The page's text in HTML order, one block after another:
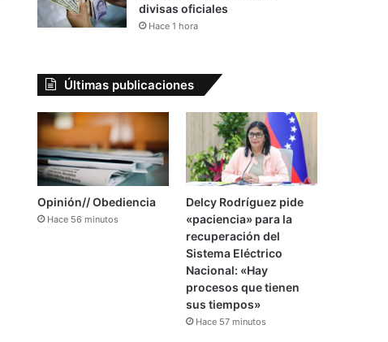
divisas oficiales
Hace 1 hora
Últimas publicaciones
Opinión// Obediencia
Hace 56 minutos
Delcy Rodríguez pide
«paciencia» para la
recuperación del
Sistema Eléctrico
Nacional: «Hay
procesos que tienen
sus tiempos»
Hace 57 minutos